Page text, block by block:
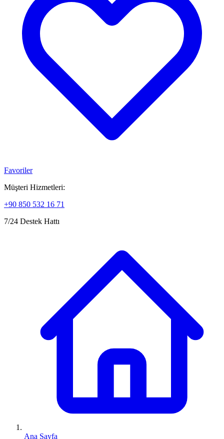
Favoriler
Müşteri Hizmetleri:
+90 850 532 16 71
7/24 Destek Hattı
Ana Sayfa